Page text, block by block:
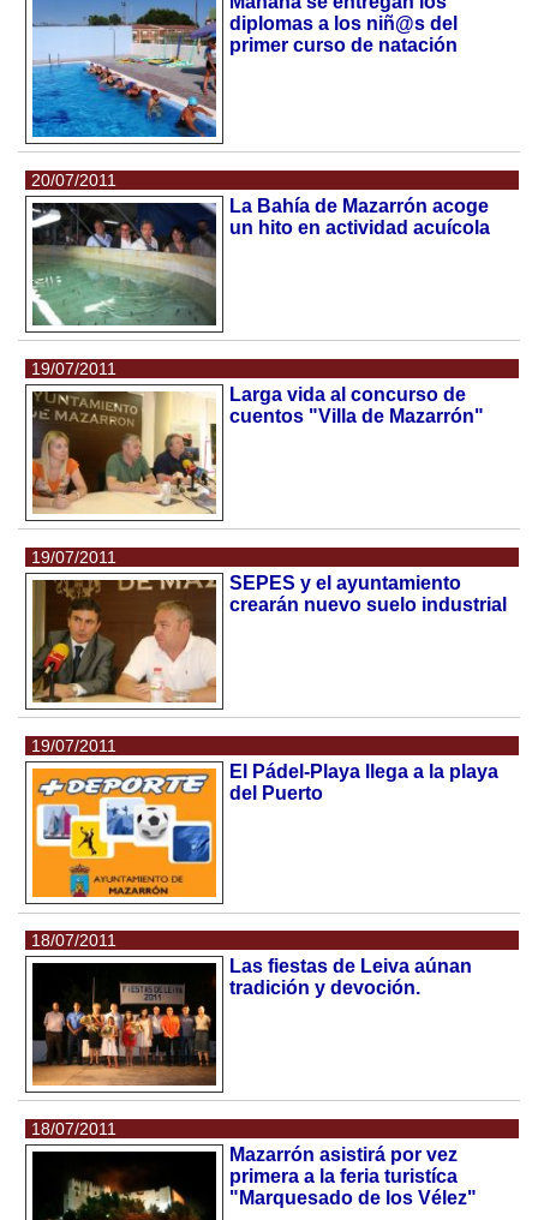
diplomas a los niñ@s del
primer curso de natación
20/07/2011
La Bahía de Mazarrón acoge
un hito en actividad acuícola
19/07/2011
Larga vida al concurso de
cuentos "Villa de Mazarrón"
19/07/2011
SEPES y el ayuntamiento
crearán nuevo suelo industrial
19/07/2011
El Pádel-Playa llega a la playa
del Puerto
18/07/2011
Las fiestas de Leiva aúnan
tradición y devoción.
18/07/2011
Mazarrón asistirá por vez
primera a la feria turistíca
"Marquesado de los Vélez"